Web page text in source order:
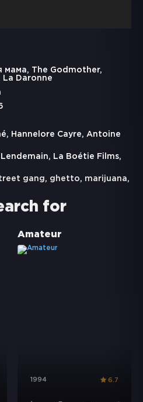
мама, The Godmother,
La Daronne
Hannelore Cayre, Antoine
Lendemain, La Boétie Films,
gang , ghetto, marijuana,
for
Amateur
1994 6.7